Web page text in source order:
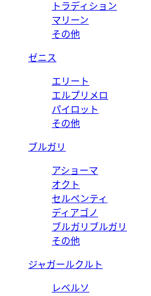
トラディション
マリーン
その他
ゼニス
エリート
エルプリメロ
パイロット
その他
ブルガリ
アショーマ
オクト
セルペンティ
ディアゴノ
ブルガリブルガリ
その他
ジャガールクルト
レベルソ